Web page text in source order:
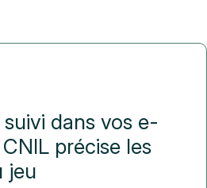
suivi dans vos e-
précise les
jeu